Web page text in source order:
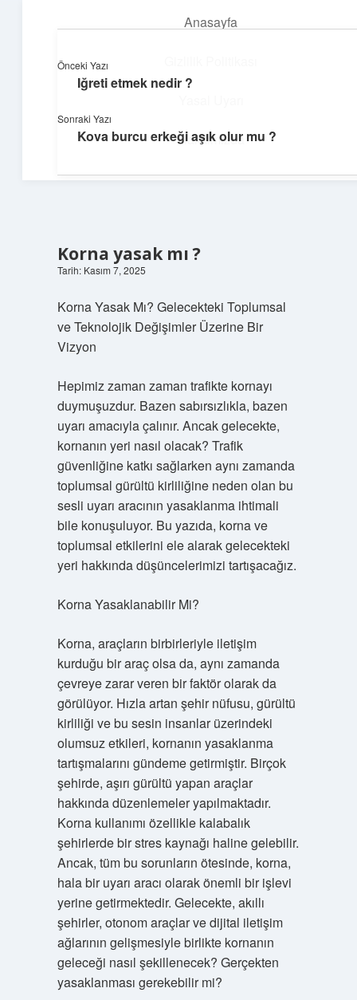
Anasayfa
Hakkımızda
Dijital dünyada keyifli bir macera!
Korna yasak mı ?
Tarih: Kasım 7, 2025
Korna Yasak Mı? Gelecekteki Toplumsal
ve Teknolojik Değişimler Üzerine Bir
Vizyon
Hepimiz zaman zaman trafikte kornayı
duymuşuzdur. Bazen sabırsızlıkla, bazen
uyarı amacıyla çalınır. Ancak gelecekte,
kornanın yeri nasıl olacak? Trafik
güvenliğine katkı sağlarken aynı zamanda
toplumsal gürültü kirliliğine neden olan bu
sesli uyarı aracının yasaklanma ihtimali
bile konuşuluyor. Bu yazıda, korna ve
toplumsal etkilerini ele alarak gelecekteki
yeri hakkında düşüncelerimizi tartışacağız.
Korna Yasaklanabilir Mi?
Korna, araçların birbirleriyle iletişim
kurduğu bir araç olsa da, aynı zamanda
çevreye zarar veren bir faktör olarak da
görülüyor. Hızla artan şehir nüfusu, gürültü
kirliliği ve bu sesin insanlar üzerindeki
olumsuz etkileri, kornanın yasaklanma
tartışmalarını gündeme getirmiştir. Birçok
şehirde, aşırı gürültü yapan araçlar
hakkında düzenlemeler yapılmaktadır.
Korna kullanımı özellikle kalabalık
şehirlerde bir stres kaynağı haline gelebilir.
Ancak, tüm bu sorunların ötesinde, korna,
hala bir uyarı aracı olarak önemli bir işlevi
yerine getirmektedir. Gelecekte, akıllı
şehirler, otonom araçlar ve dijital iletişim
ağlarının gelişmesiyle birlikte kornanın
geleceği nasıl şekillenecek? Gerçekten
yasaklanması gerekebilir mi?
Önceki Yazı
Iğreti etmek nedir ?
Sonraki Yazı
Kova burcu erkeği aşık olur mu ?